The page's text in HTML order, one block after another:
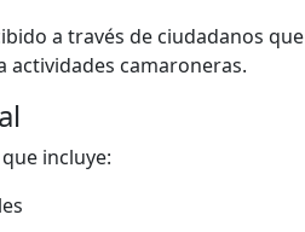
a través de ciudadanos que
camaroneras.
incluye: